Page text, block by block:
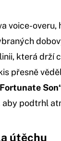
voice-overu,
která drží
přesně
aby podtrhl
útěchu